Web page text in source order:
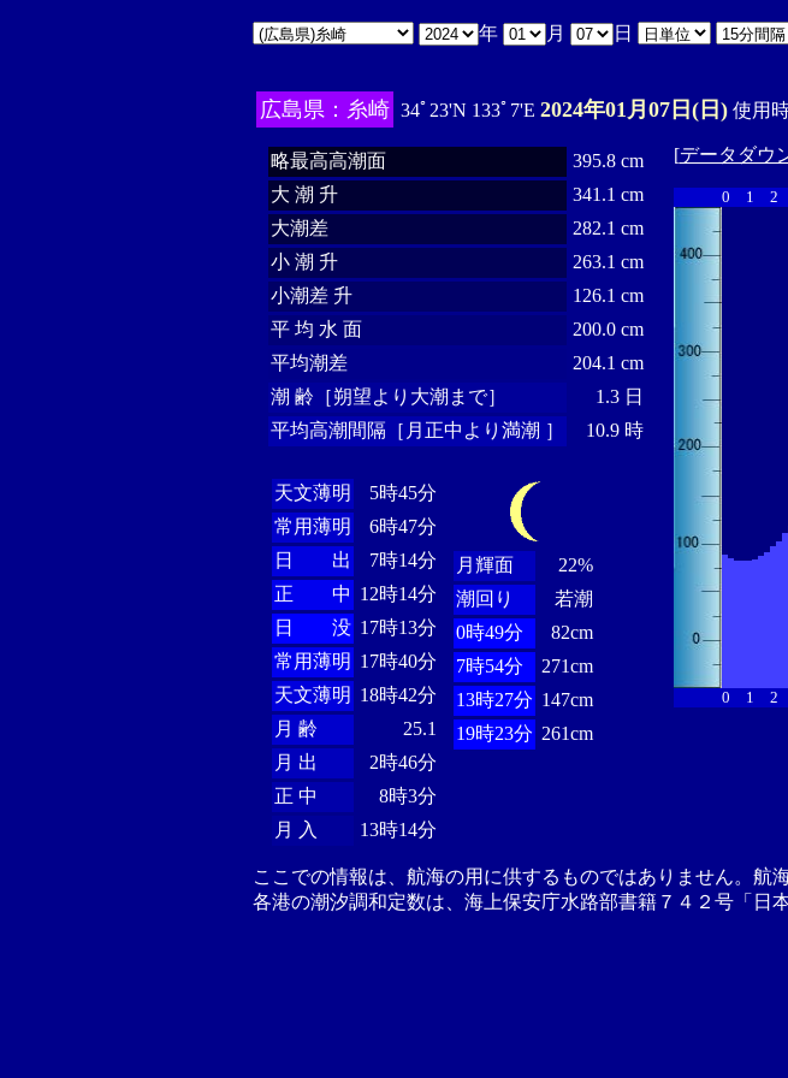
年 月 日
広島県：糸崎 34ﾟ23'N 133ﾟ7'E 2024年01月07日(日)使用
略最高高潮面
395.8 cm
大 潮 升
341.1 cm
大潮差
282.1 cm
小 潮 升
263.1 cm
小潮差 升
126.1 cm
平 均 水 面
200.0 cm
平均潮差
204.1 cm
潮 齢［朔望より大潮まで］
1.3 日
平均高潮間隔［月正中より満潮 ］
10.9 時
天文薄明
5時45分
常用薄明
6時47分
日 出
7時14分
正 中 12時14分
日 没 17時13分
常用薄明 17時40分
天文薄明 18時42分
月 齢
25.1
月 出
2時46分
正 中
8時3分
月 入
13時14分
月輝面
22%
潮回り
若潮
0時49分
82cm
7時54分
271cm
13時27分 147cm
19時23分 261cm
[データダウ
0 1 2
0 1 2
ここでの情報は、航海の用に供するものではありません。航
各港の潮汐調和定数は、海上保安庁水路部書籍７４２号「日